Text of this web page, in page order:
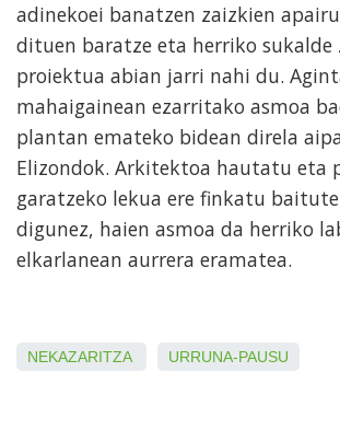
adinekoei banatzen zaizkien
dituen baratze eta herriko sukalde
proiektua abian jarri nahi du.
mahaigainean ezarritako asmoa
plantan emateko bidean direla
Elizondok. Arkitektoa hautatu eta
garatzeko lekua ere finkatu
digunez, haien asmoa da herriko
elkarlanean aurrera eramatea.
NEKAZARITZA URRUNA-PAUSU